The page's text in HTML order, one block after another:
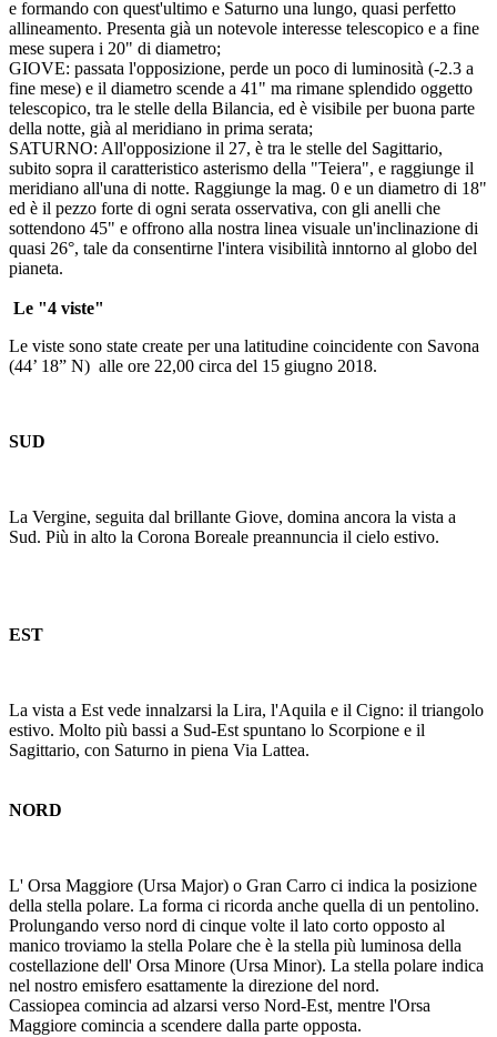
e formando con quest'ultimo e Saturno una lungo, quasi perfetto
allineamento. Presenta già un notevole interesse telescopico e a fine
mese supera i 20" di diametro;
GIOVE: passata l'opposizione, perde un poco di luminosità (-2.3 a
fine mese) e il diametro scende a 41" ma rimane splendido oggetto
telescopico, tra le stelle della Bilancia, ed è visibile per buona parte
della notte, già al meridiano in prima serata;
SATURNO: All'opposizione il 27, è tra le stelle del Sagittario,
subito sopra il caratteristico asterismo della "Teiera", e raggiunge il
meridiano all'una di notte. Raggiunge la mag. 0 e un diametro di 18"
ed è il pezzo forte di ogni serata osservativa, con gli anelli che
sottendono 45" e offrono alla nostra linea visuale un'inclinazione di
quasi 26°, tale da consentirne l'intera visibilità inntorno al globo del
pianeta.
Le "4 viste"
Le viste sono state create per una latitudine coincidente con Savona
(44’ 18” N) alle ore 22,00 circa del 15 giugno 2018.
SUD
La Vergine, seguita dal brillante Giove, domina ancora la vista a
Sud. Più in alto la Corona Boreale preannuncia il cielo estivo.
EST
La vista a Est vede innalzarsi la Lira, l'Aquila e il Cigno: il triangolo
estivo. Molto più bassi a Sud-Est spuntano lo Scorpione e il
Sagittario, con Saturno in piena Via Lattea.
NORD
L' Orsa Maggiore (Ursa Major) o Gran Carro ci indica la posizione
della stella polare. La forma ci ricorda anche quella di un pentolino.
Prolungando verso nord di cinque volte il lato corto opposto al
manico troviamo la stella Polare che è la stella più luminosa della
costellazione dell' Orsa Minore (Ursa Minor). La stella polare indica
nel nostro emisfero esattamente la direzione del nord.
Cassiopea comincia ad alzarsi verso Nord-Est, mentre l'Orsa
Maggiore comincia a scendere dalla parte opposta.